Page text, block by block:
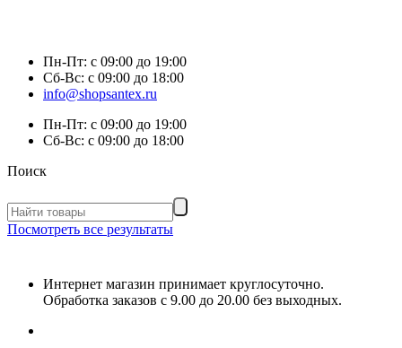
Пн-Пт: с 09:00 до 19:00
Сб-Вс: с 09:00 до 18:00
info@shopsantex.ru
Пн-Пт: с 09:00 до 19:00
Сб-Вс: с 09:00 до 18:00
Поиск
Посмотреть все результаты
Интернет магазин принимает круглосуточно.
Обработка заказов с 9.00 до 20.00 без выходных.